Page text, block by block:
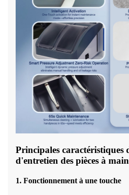
Principales caractéristiques
d'entretien des pièces à
1. Fonctionnement à une touche